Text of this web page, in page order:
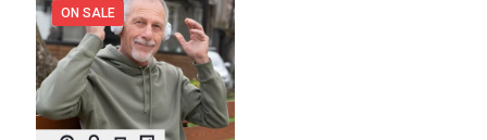
ON SALE